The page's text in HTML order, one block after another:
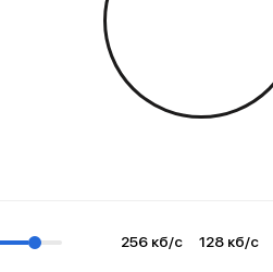
256 кб/с 128 кб/с